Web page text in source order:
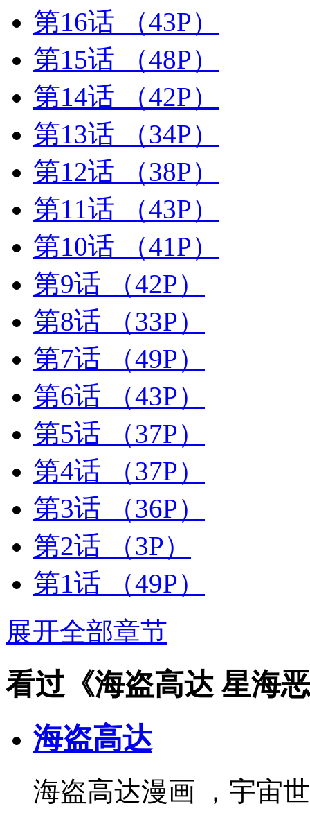
第16话
（43P）
第15话
（48P）
第14话
（42P）
第13话
（34P）
第12话
（38P）
第11话
（43P）
第10话
（41P）
第9话
（42P）
第8话
（33P）
第7话
（49P）
第6话
（43P）
第5话
（37P）
第4话
（37P）
第3话
（36P）
第2话
（3P）
第1话
（49P）
展开全部章节
看过《海盗高达 星海
海盗高达
海盗高达漫画 ，宇宙